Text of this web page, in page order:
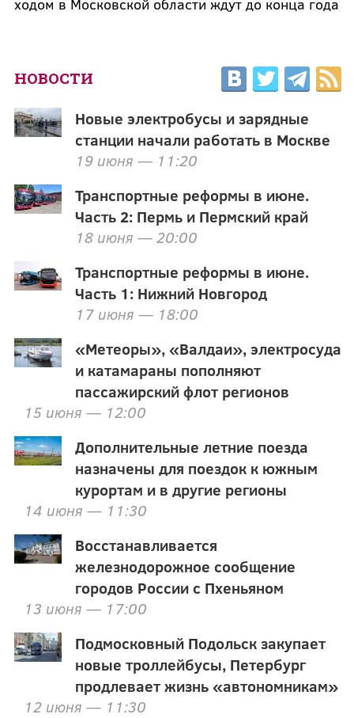
ходом в Московской области ждут до конца года
НОВОСТИ
Новые электробусы и зарядные
станции начали работать в Москве
19 июня — 11:20
Транспортные реформы в июне.
Часть 2: Пермь и Пермский край
18 июня — 20:00
Транспортные реформы в июне.
Часть 1: Нижний Новгород
17 июня — 18:00
«Метеоры», «Валдаи», электросуда
и катамараны пополняют
пассажирский флот регионов
15 июня — 12:00
Дополнительные летние поезда
назначены для поездок к южным
курортам и в другие регионы
14 июня — 11:30
Восстанавливается
железнодорожное сообщение
городов России с Пхеньяном
13 июня — 17:00
Подмосковный Подольск закупает
новые троллейбусы, Петербург
продлевает жизнь «автономникам»
12 июня — 11:30